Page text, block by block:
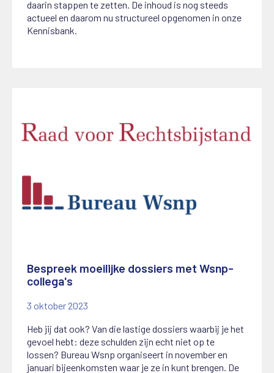
daarin stappen te zetten. De inhoud is nog steeds
actueel en daarom nu structureel opgenomen in onze
Kennisbank.
Bespreek moeilijke dossiers met Wsnp-
collega's
3 oktober 2023
Heb jij dat ook? Van die lastige dossiers waarbij je het
gevoel hebt: deze schulden zijn echt niet op te
lossen? Bureau Wsnp organiseert in november en
januari bijeenkomsten waar je ze in kunt brengen. De